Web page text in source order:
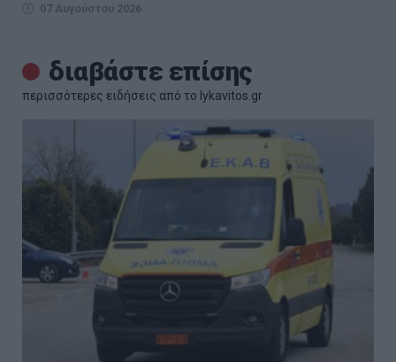
07 Αυγούστου 2026
διαβάστε επίσης
περισσότερες ειδήσεις από το lykavitos.gr